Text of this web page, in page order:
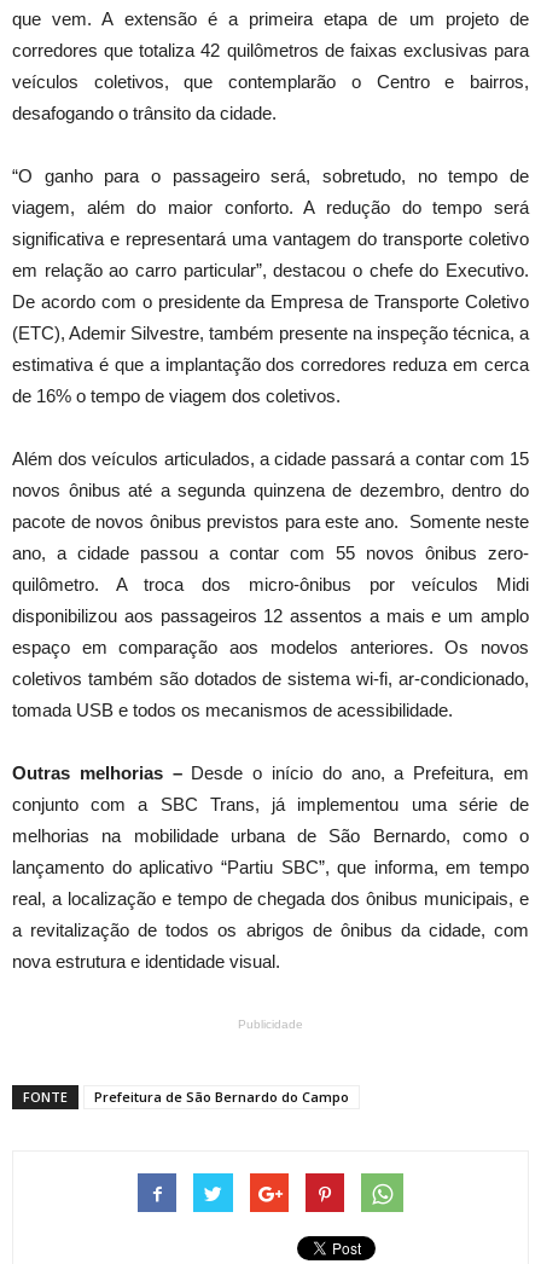
que vem. A extensão é a primeira etapa de um projeto de
corredores que totaliza 42 quilômetros de faixas exclusivas para
veículos coletivos, que contemplarão o Centro e bairros,
desafogando o trânsito da cidade.
“O ganho para o passageiro será, sobretudo, no tempo de
viagem, além do maior conforto. A redução do tempo será
significativa e representará uma vantagem do transporte coletivo
em relação ao carro particular”, destacou o chefe do Executivo.
De acordo com o presidente da Empresa de Transporte Coletivo
(ETC), Ademir Silvestre, também presente na inspeção técnica, a
estimativa é que a implantação dos corredores reduza em cerca
de 16% o tempo de viagem dos coletivos.
Além dos veículos articulados, a cidade passará a contar com 15
novos ônibus até a segunda quinzena de dezembro, dentro do
pacote de novos ônibus previstos para este ano. Somente neste
ano, a cidade passou a contar com 55 novos ônibus zero-
quilômetro. A troca dos micro-ônibus por veículos Midi
disponibilizou aos passageiros 12 assentos a mais e um amplo
espaço em comparação aos modelos anteriores. Os novos
coletivos também são dotados de sistema wi-fi, ar-condicionado,
tomada USB e todos os mecanismos de acessibilidade.
Outras melhorias –Desde o início do ano, a Prefeitura, em
conjunto com a SBC Trans, já implementou uma série de
melhorias na mobilidade urbana de São Bernardo, como o
lançamento do aplicativo “Partiu SBC”, que informa, em tempo
real, a localização e tempo de chegada dos ônibus municipais, e
a revitalização de todos os abrigos de ônibus da cidade, com
nova estrutura e identidade visual.
Publicidade
FONTE Prefeitura de São Bernardo do Campo